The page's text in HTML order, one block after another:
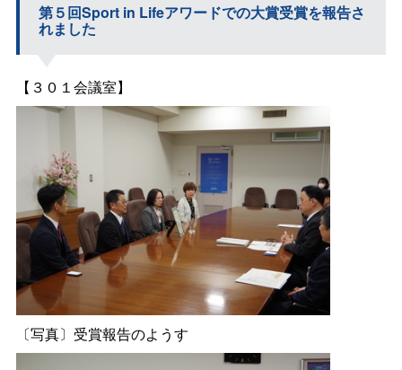
第５回Sport in Lifeアワードでの大賞受賞を報告さ
れました
【３０１会議室】
〔写真〕受賞報告のようす